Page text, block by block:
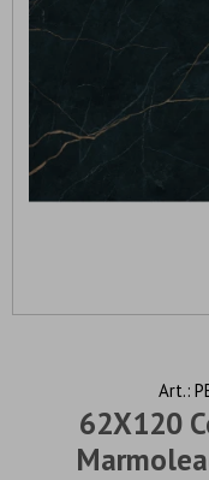
62X120